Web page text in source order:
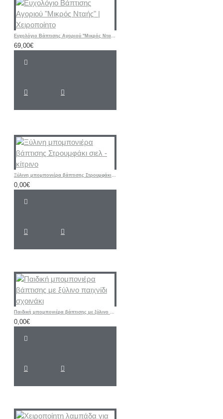
Ευχολόγιο Βάπτισης Αγοριού "Μικρός Νταής" | Χειροποίητο
69,00€
Ξύλινη μπομπονιέρα βάπτισης Στρουμφάκι σιελ - κίτρινο
0,00€
Παιδική μπομπονιέρα βάπτισης με ξύλινο παιχνίδι σχοινάκι
0,00€